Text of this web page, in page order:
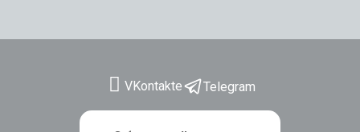
VKontakte Telegram